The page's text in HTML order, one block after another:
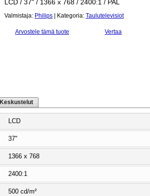
LCD / 37" / 1366 x 768 / 2400:1 / PAL
Valmistaja: Philips | Kategoria: Taulutelevisiot
Arvostele tämä tuote Vertaa
Keskustelut
LCD
37"
1366 x 768
2400:1
500 cd/m²